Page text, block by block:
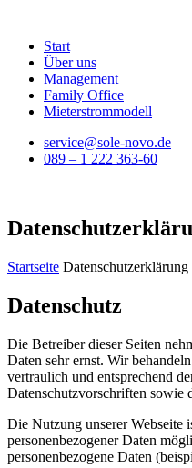
Start
Über uns
Management
Family Office
Mieterstrommodell
service@sole-novo.de
089 – 1 222 363-60
Startseite Datenschutzerklärung
Datenschutz
Die Betreiber dieser Seiten
Daten sehr ernst. Wir
vertraulich und entsprechend
Datenschutzvorschriften sowie
Die Nutzung unserer Webseite
personenbezogener Daten
personenbezogene Daten